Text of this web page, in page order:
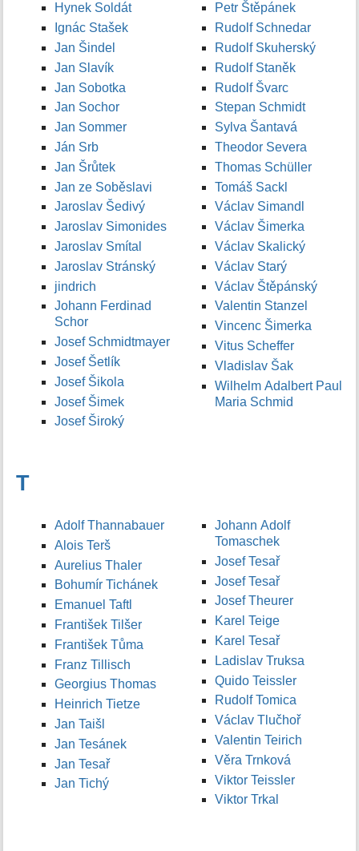
Hynek Soldát
Ignác Stašek
Jan Šindel
Jan Slavík
Jan Sobotka
Jan Sochor
Jan Sommer
Ján Srb
Jan Šrůtek
Jan ze Soběslavi
Jaroslav Šedivý
Jaroslav Simonides
Jaroslav Smítal
Jaroslav Stránský
jindrich
Johann Ferdinad
Schor
Josef Schmidtmayer
Josef Šetlík
Josef Šikola
Josef Šimek
Josef Široký
Petr Štěpánek
Rudolf Schnedar
Rudolf Skuherský
Rudolf Staněk
Rudolf Švarc
Stepan Schmidt
Sylva Šantavá
Theodor Severa
Thomas Schüller
Tomáš Sackl
Václav Simandl
Václav Šimerka
Václav Skalický
Václav Starý
Václav Štěpánský
Valentin Stanzel
Vincenc Šimerka
Vitus Scheffer
Vladislav Šak
Wilhelm Adalbert Paul
Maria Schmid
T
Adolf Thannabauer
Alois Terš
Aurelius Thaler
Bohumír Tichánek
Emanuel Taftl
František Tilšer
František Tůma
Franz Tillisch
Georgius Thomas
Heinrich Tietze
Jan Taišl
Jan Tesánek
Jan Tesař
Jan Tichý
Johann Adolf
Tomaschek
Josef Tesař
Josef Tesař
Josef Theurer
Karel Teige
Karel Tesař
Ladislav Truksa
Quido Teissler
Rudolf Tomica
Václav Tlučhoř
Valentin Teirich
Věra Trnková
Viktor Teissler
Viktor Trkal